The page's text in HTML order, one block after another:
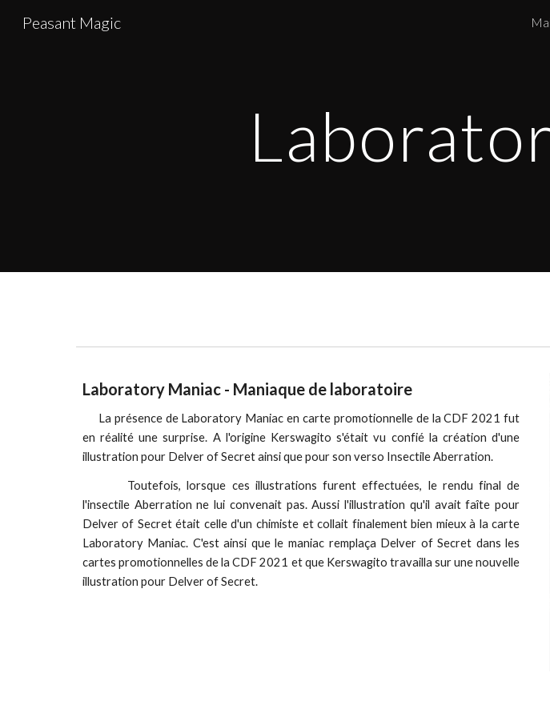
Peasant Magic
Laboratory Maniac - Maniaque de laboratoire
La présence de Laboratory Maniac en carte promotionnelle de la CDF 2021 fut
en réalité une surprise. A l'origine Kerswagito s'était vu confié la création d'une
illustration pour Delver of Secret ainsi que pour son verso Insectile Aberration.
Toutefois, lorsque ces illustrations furent effectuées, le rendu final de
l'insectile Aberration ne lui convenait pas. Aussi l'illustration qu'il avait faîte pour
Delver of Secret était celle d'un chimiste et collait finalement bien mieux à la carte
Laboratory Maniac. C'est ainsi que le maniac remplaça Delver of Secret dans les
cartes promotionnelles de la CDF 2021 et que Kerswagito travailla sur une nouvelle
illustration pour Delver of Secret.